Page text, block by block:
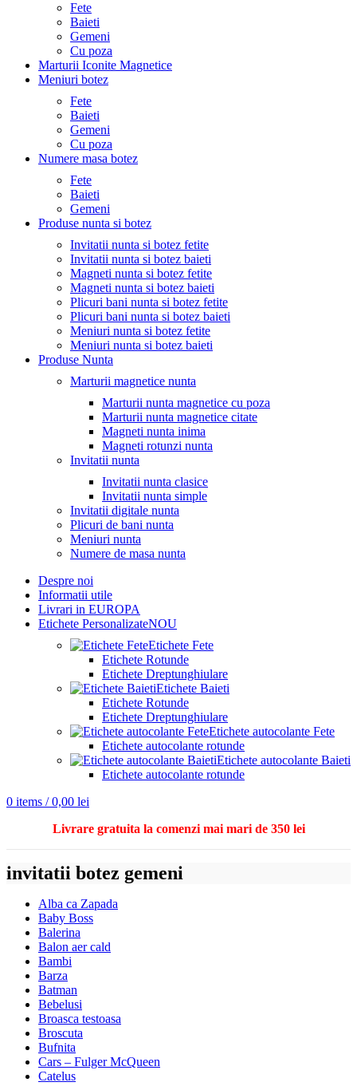
Fete
Baieti
Gemeni
Cu poza
Marturii Iconite Magnetice
Meniuri botez
Fete
Baieti
Gemeni
Cu poza
Numere masa botez
Fete
Baieti
Gemeni
Produse nunta si botez
Invitatii nunta si botez fetite
Invitatii nunta si botez baieti
Magneti nunta si botez fetite
Magneti nunta si botez baieti
Plicuri bani nunta si botez fetite
Plicuri bani nunta si botez baieti
Meniuri nunta si botez fetite
Meniuri nunta si botez baieti
Produse Nunta
Marturii magnetice nunta
Marturii nunta magnetice cu poza
Marturii nunta magnetice citate
Magneti nunta inima
Magneti rotunzi nunta
Invitatii nunta
Invitatii nunta clasice
Invitatii nunta simple
Invitatii digitale nunta
Plicuri de bani nunta
Meniuri nunta
Numere de masa nunta
Despre noi
Informatii utile
Livrari in EUROPA
Etichete PersonalizateNOU
Etichete Fete
Etichete Rotunde
Etichete Dreptunghiulare
Etichete Baieti
Etichete Rotunde
Etichete Dreptunghiulare
Etichete autocolante Fete
Etichete autocolante rotunde
Etichete autocolante Baieti
Etichete autocolante rotunde
0 items / 0,00 lei
Livrare gratuita la comenzi mai mari de 350 lei
invitatii botez gemeni
Alba ca Zapada
Baby Boss
Balerina
Balon aer cald
Bambi
Barza
Batman
Bebelusi
Broasca testoasa
Broscuta
Bufnita
Cars – Fulger McQueen
Catelus